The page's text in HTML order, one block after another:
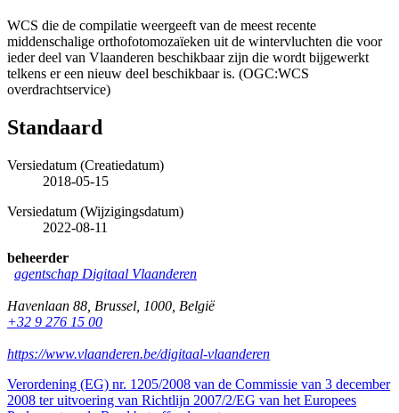
WCS die de compilatie weergeeft van de meest recente
middenschalige orthofotomozaïeken uit de wintervluchten die voor
ieder deel van Vlaanderen beschikbaar zijn die wordt bijgewerkt
telkens er een nieuw deel beschikbaar is. (OGC:WCS
overdrachtservice)
Standaard
Versiedatum (Creatiedatum)
2018-05-15
Versiedatum (Wijzigingsdatum)
2022-08-11
beheerder
agentschap Digitaal Vlaanderen
Havenlaan 88 Brussel 1000 België
+32 9 276 15 00
https://www.vlaanderen.be/digitaal-vlaanderen
Verordening (EG) nr. 1205/2008 van de Commissie van 3 december
2008 ter uitvoering van Richtlijn 2007/2/EG van het Europees